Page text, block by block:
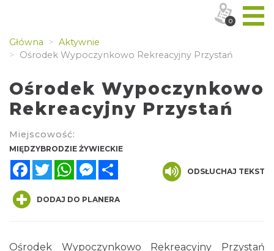
Główna
Aktywnie
Ośrodek Wypoczynkowo Rekreacyjny Przystań
Ośrodek Wypoczynkowo
Rekreacyjny Przystań
Miejscowość:
MIĘDZYBRODZIE ŻYWIECKIE
FacebookTwitterWhatsAppMessenger
ODSŁUCHAJ TEKST
DODAJ DO PLANERA
Ośrodek Wypoczynkowo Rekreacyjny Przystań
0